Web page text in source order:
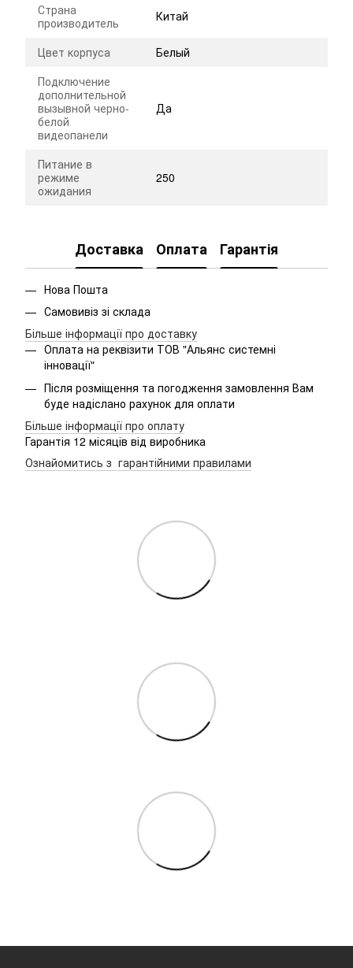
Страна
производитель
Китай
Цвет корпуса
Белый
Подключение
дополнительной
вызывной черно-
белой
видеопанели
Да
Питание в
режиме
ожидания
250
Доставка Оплата Гарантія
Нова Пошта
Самовивіз зі склада
Більше інформації про доставку
Оплата на реквізити ТОВ "Альянс системні
інновації"
Після розміщення та погодження замовлення Вам
буде надіслано рахунок для оплати
Більше інформації про оплату
Гарантія 12 місяців від виробника
Ознайомитись з гарантійними правилами